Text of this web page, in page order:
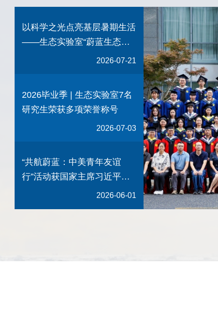
以科学之光点亮基层暑期生活
——生态实验室“蔚蓝生态科
普团”赴社区开展暑期实践活
2026-07-21
2026毕业季 | 生态实验室7名
研究生荣获多项荣誉称号
2026-07-03
“共航蔚蓝：中美青年友谊
行”活动获国家主席习近平复
信，我室全力保障航次顺利实
2026-06-01